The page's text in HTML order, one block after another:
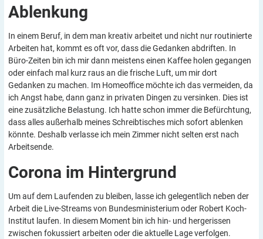
Ablenkung
In einem Beruf, in dem man kreativ arbeitet und nicht nur routinierte
Arbeiten hat, kommt es oft vor, dass die Gedanken abdriften. In
Büro-Zeiten bin ich mir dann meistens einen Kaffee holen gegangen
oder einfach mal kurz raus an die frische Luft, um mir dort
Gedanken zu machen. Im Homeoffice möchte ich das vermeiden, da
ich Angst habe, dann ganz in privaten Dingen zu versinken. Dies ist
eine zusätzliche Belastung. Ich hatte schon immer die Befürchtung,
dass alles außerhalb meines Schreibtisches mich sofort ablenken
könnte. Deshalb verlasse ich mein Zimmer nicht selten erst nach
Arbeitsende.
Corona im Hintergrund
Um auf dem Laufenden zu bleiben, lasse ich gelegentlich neben der
Arbeit die Live-Streams von Bundesministerium oder Robert Koch-
Institut laufen. In diesem Moment bin ich hin- und hergerissen
zwischen fokussiert arbeiten oder die aktuelle Lage verfolgen.